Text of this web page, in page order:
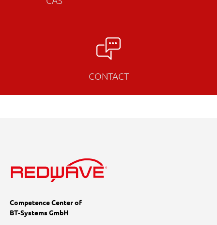
CONTACT
Competence Center of
BT-Systems GmbH